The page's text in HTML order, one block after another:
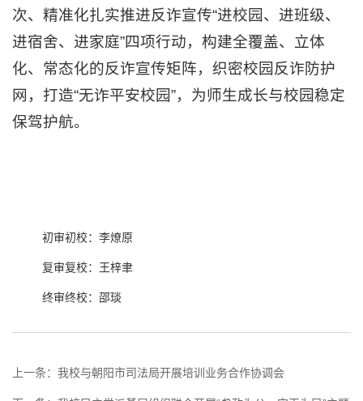
次、精准化扎实推进反诈宣传“进校园、进班级、
进宿舍、进家庭”四项行动，构建全覆盖、立体
化、常态化的反诈宣传矩阵，织密校园反诈防护
网，打造“无诈平安校园”，为师生成长与校园稳定
保驾护航。
初审初校：李燎原
复审复校：王梓聿
终审终校：邵琰
上一条： 我校与朝阳市司法局开展培训业务合作协调会